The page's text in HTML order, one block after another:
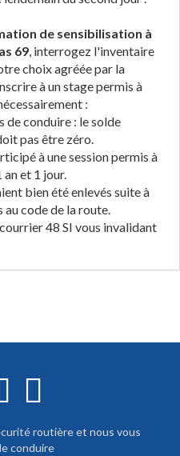
de sensibilisation à
69, interrogez l'inventaire
choix agréée par la
à un stage permis à
:
conduire : le solde
pas être zéro.
à une session permis à
et 1 jour.
bien été enlevés suite à
code de la route.
48 SI vous invalidant
routière et nous vous
conduire